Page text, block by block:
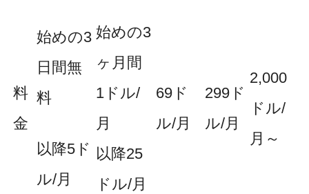
料
金
始めの3
日間無
料
以降5ド
ル/月
始めの3
ヶ月間
1ドル/
月
以降25
ドル/月
69ド
ル/月
299ド
ル/月
2,000
ドル/
月～